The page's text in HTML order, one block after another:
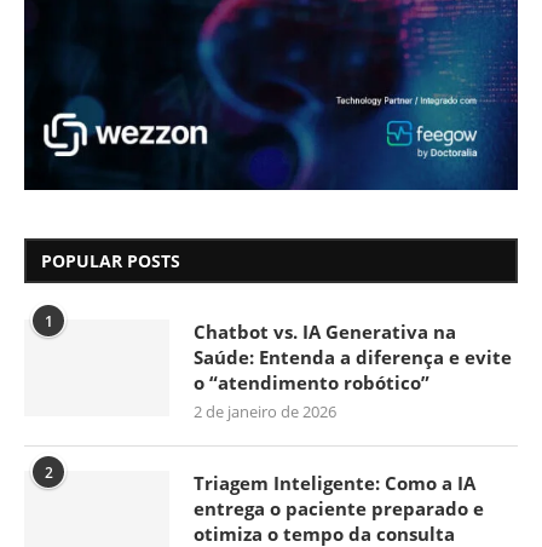
POPULAR POSTS
1
Chatbot vs. IA Generativa na
Saúde: Entenda a diferença e evite
o “atendimento robótico”
2 de janeiro de 2026
2
Triagem Inteligente: Como a IA
entrega o paciente preparado e
otimiza o tempo da consulta